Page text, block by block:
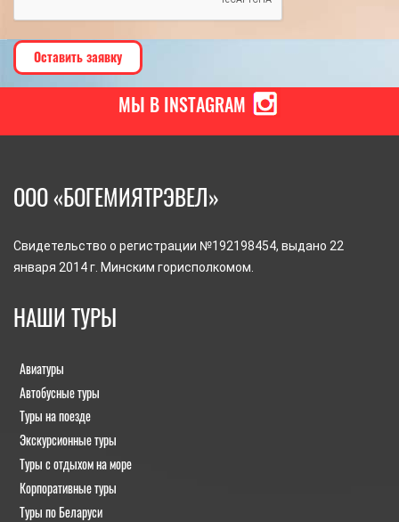
МЫ В INSTAGRAM
ООО «БОГЕМИЯТРЭВЕЛ»
Свидетельство о регистрации №192198454, выдано 22
января 2014 г. Минским горисполкомом.
НАШИ ТУРЫ
Авиатуры
Автобусные туры
Туры на поезде
Экскурсионные туры
Туры с отдыхом на море
Корпоративные туры
Туры по Беларуси